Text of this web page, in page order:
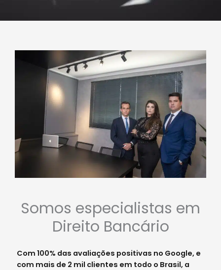
Somos especialistas em
Direito Bancário
Com 100% das avaliações positivas no Google, e
com mais de 2 mil clientes em todo o Brasil, a